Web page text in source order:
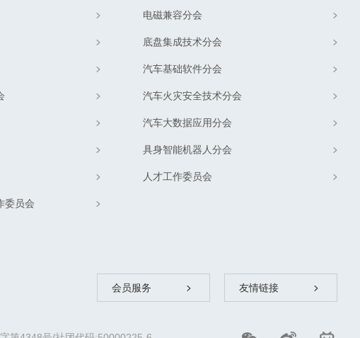
电磁兼容分会
底盘集成技术分会
汽车基础软件分会
汽车火灾安全技术分会
汽车大数据应用分会
具身智能机器人分会
人才工作委员会
委员会
友情链接
会员服务